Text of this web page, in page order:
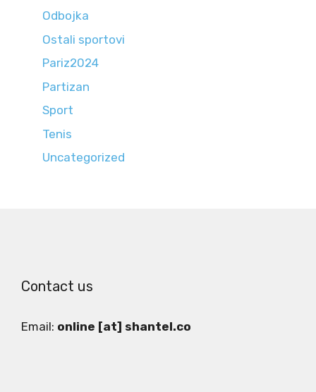
Odbojka
Ostali sportovi
Pariz2024
Partizan
Sport
Tenis
Uncategorized
Contact us
Email: online [at] shantel.co